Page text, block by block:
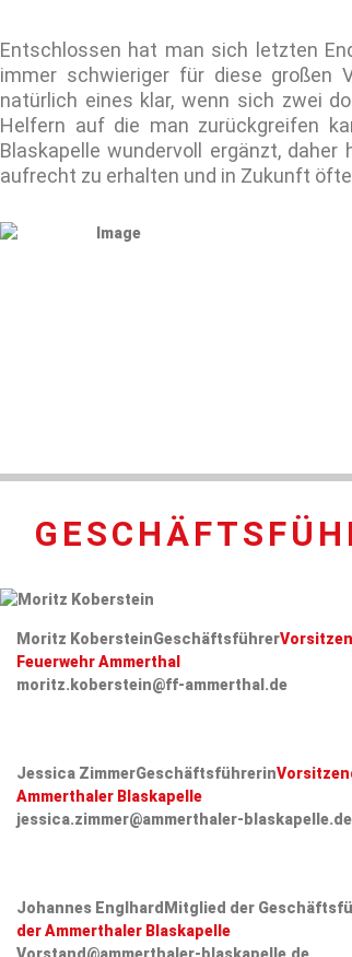
Entschlossen hat man sich letzten
immer schwieriger für diese großen
natürlich eines klar, wenn sich zwei
Helfern auf die man zurückgreifen
Blaskapelle wundervoll ergänzt,
aufrecht zu erhalten und in Zukunft
Moritz KobersteinGeschäftsführer
Feuerwehr Ammerthal
moritz.koberstein@ff-ammerthal.de
Jessica ZimmerGeschäftsführerin
Ammerthaler Blaskapelle
jessica.zimmer@ammerthaler-blaskapelle.de
Johannes Englhard Mitglied der
der Ammerthaler Blaskapelle
Vorstand@ammerthaler-blaskapelle.de